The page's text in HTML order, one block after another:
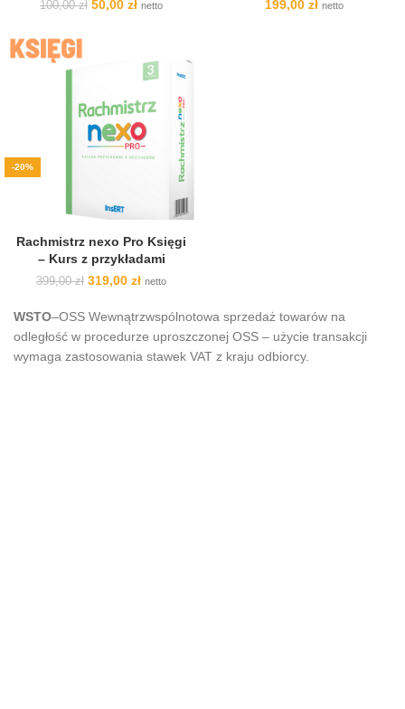
100,00zł Pierwotna
50,00 złAktualna
netto
199,00 zł netto
-20%
Rachmistrz nexo Pro Księgi
– Kurs z przykładami
399,00zł Pierwotna
wynosiła:
399,00 zł.
319,00 złAktualna
wynosi:
319,00 zł.
netto
WSTO–OSS Wewnątrzwspólnotowa sprzedaż towarów na
odległość w procedurze uproszczonej OSS – użycie transakcji
wymaga zastosowania stawek VAT z kraju odbiorcy.